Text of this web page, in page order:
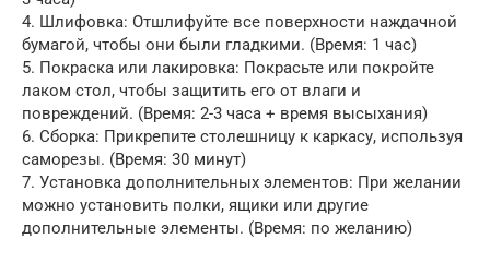
4. Шлифовка: Отшлифуйте все поверхности наждачной
бумагой, чтобы они были гладкими. (Время: 1 час)
5. Покраска или лакировка: Покрасьте или покройте
лаком стол, чтобы защитить его от влаги и
повреждений. (Время: 2-3 часа + время высыхания)
6. Сборка: Прикрепите столешницу к каркасу, используя
саморезы. (Время: 30 минут)
7. Установка дополнительных элементов: При желании
можно установить полки, ящики или другие
дополнительные элементы. (Время: по желанию)